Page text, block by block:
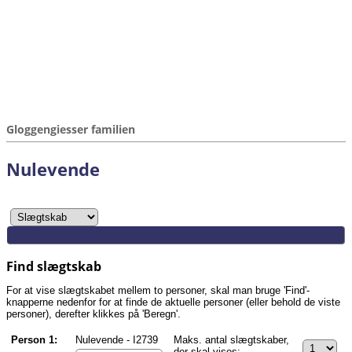
Gloggengiesser familien
Nulevende
Find slægtskab
For at vise slægtskabet mellem to personer, skal man bruge 'Find'-
knapperne nedenfor for at finde de aktuelle personer (eller behold de viste
personer), derefter klikkes på 'Beregn'.
Person 1: Nulevende - I2739
Maks. antal slægtskaber,